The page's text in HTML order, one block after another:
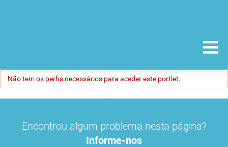
Não tem os perfis necessários para aceder este portlet.
Encontrou algum problema nesta página?
Informe-nos